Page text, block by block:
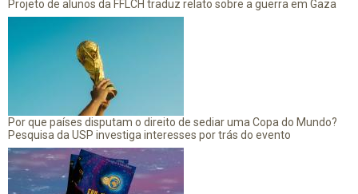
Projeto de alunos da FFLCH traduz relato sobre a guerra em Gaza
Por que países disputam o direito de sediar uma Copa do Mundo?
Pesquisa da USP investiga interesses por trás do evento